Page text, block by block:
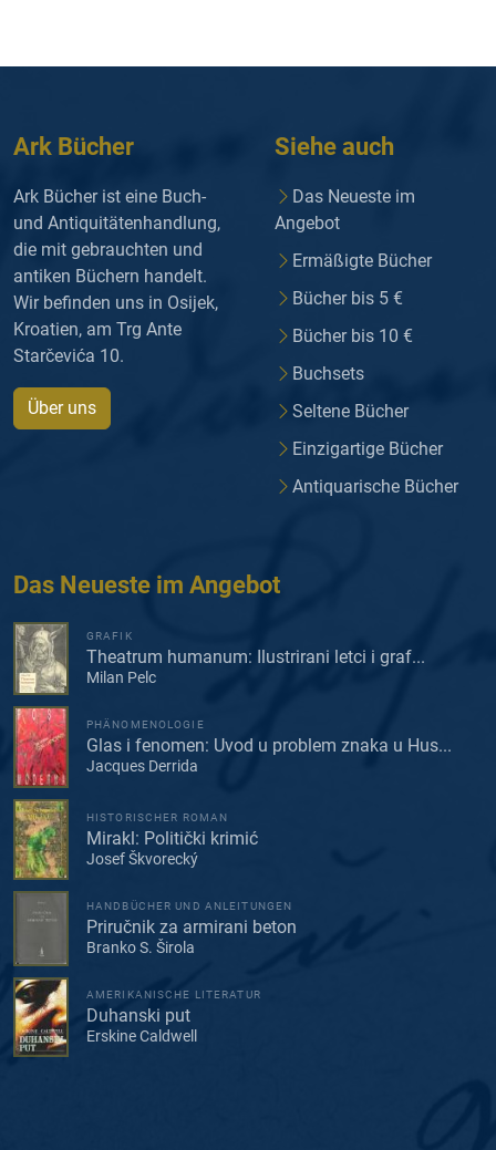
Ark Bücher
Ark Bücher ist eine Buch-
und Antiquitätenhandlung,
die mit gebrauchten und
antiken Büchern handelt.
Wir befinden uns in Osijek,
Kroatien, am Trg Ante
Starčevića 10.
Über uns
Siehe auch
Das Neueste im
Angebot
Ermäßigte Bücher
Bücher bis 5 €
Bücher bis 10 €
Buchsets
Seltene Bücher
Einzigartige Bücher
Antiquarische Bücher
Das Neueste im Angebot
GRAFIK
Theatrum humanum: Ilustrirani letci i graf...
Milan Pelc
PHÄNOMENOLOGIE
Glas i fenomen: Uvod u problem znaka u Hus...
Jacques Derrida
HISTORISCHER ROMAN
Mirakl: Politički krimić
Josef Škvorecký
HANDBÜCHER UND ANLEITUNGEN
Priručnik za armirani beton
Branko S. Širola
AMERIKANISCHE LITERATUR
Duhanski put
Erskine Caldwell